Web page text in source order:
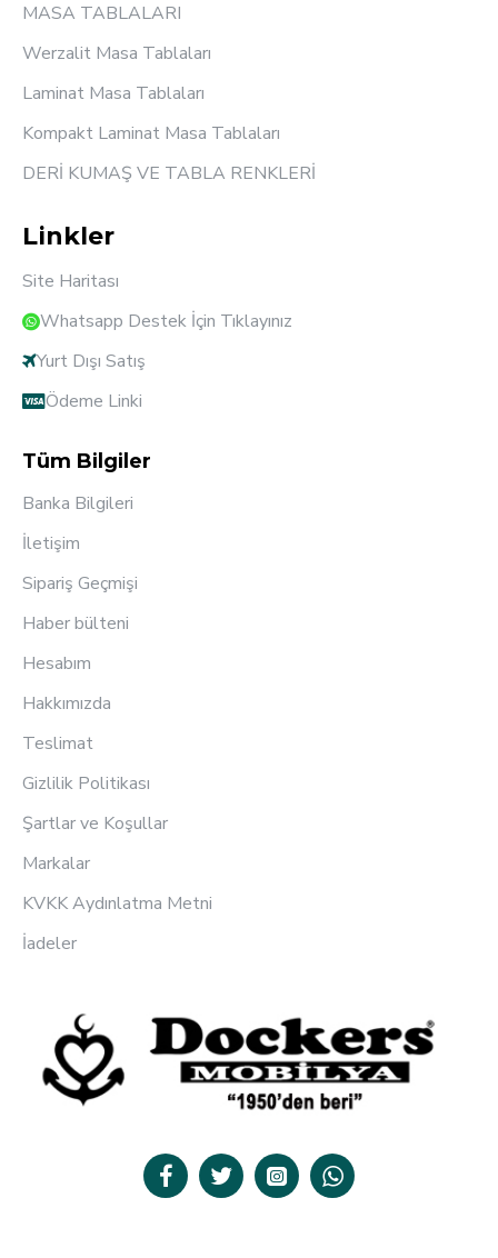
MASA TABLALARI
Werzalit Masa Tablaları
Laminat Masa Tablaları
Kompakt Laminat Masa Tablaları
DERİ KUMAŞ VE TABLA RENKLERİ
Linkler
Site Haritası
Whatsapp Destek İçin Tıklayınız
Yurt Dışı Satış
Ödeme Linki
Tüm Bilgiler
Banka Bilgileri
İletişim
Sipariş Geçmişi
Haber bülteni
Hesabım
Hakkımızda
Teslimat
Gizlilik Politikası
Şartlar ve Koşullar
Markalar
KVKK Aydınlatma Metni
İadeler